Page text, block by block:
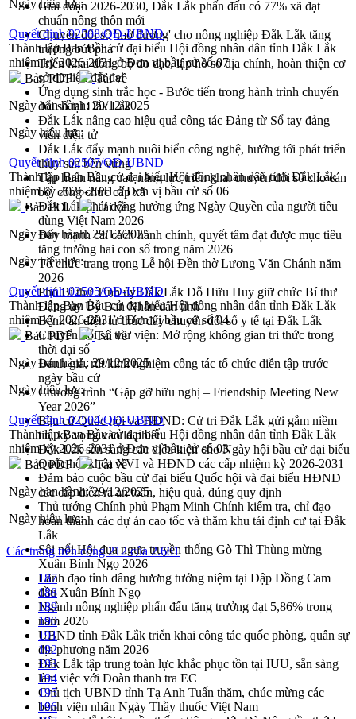
Giai đoạn 2026-2030, Đắk Lắk phấn đấu có 77% xã đạt
chuẩn nông thôn mới
Chuyển đổi số 'mở đường' cho nông nghiệp Đắk Lắk tăng
trưởng bứt phá
Triển khai đồng bộ đo đạc, lập hồ sơ địa chính, hoàn thiện cơ
sở dữ liệu đất đai
Ứng dụng sinh trắc học - Bước tiến trong hành trình chuyển
đổi số tại Đắk Lắk
Đắk Lắk nâng cao hiệu quả công tác Đảng từ Sổ tay đảng
viên điện tử
Đắk Lắk đẩy mạnh nuôi biển công nghệ, hướng tới phát triển
thủy sản bền vững
Tập huấn nâng cao năng lực triển khai chuyển đổi số cho cán
bộ, công chức cấp xã
Đắk Lắk phát động hưởng ứng Ngày Quyền của người tiêu
dùng Việt Nam 2026
Đẩy mạnh cải cách hành chính, quyết tâm đạt được mục tiêu
tăng trưởng hai con số trong năm 2026
Tổ chức trang trọng Lễ hội Đền thờ Lương Văn Chánh năm
2026
Phó Bí thư Tỉnh ủy Đắk Lắk Đỗ Hữu Huy giữ chức Bí thư
Đảng ủy Ủy Ban Nhân dân tỉnh
Bệnh án điện tử thúc đẩy chuyển đổi số y tế tại Đắk Lắk
Chuyển đổi số thư viện: Mở rộng không gian tri thức trong
thời đại số
Đánh giá, rút kinh nghiệm công tác tổ chức diễn tập trước
ngày bầu cử
Chương trình “Gặp gỡ hữu nghị – Friendship Meeting New
Year 2026”
Bầu cử Quốc hội và HĐND: Cử tri Đắk Lắk gửi gắm niềm
tin, kỳ vọng vào lá phiếu
Đắk Lắk sẵn sàng các điều kiện cho Ngày hội bầu cử đại biểu
Quốc hội khóa XVI và HĐND các cấp nhiệm kỳ 2026-2031
Đảm bảo cuộc bầu cử đại biểu Quốc hội và đại biểu HĐND
các cấp diễn ra an toàn, hiệu quả, đúng quy định
Thủ tướng Chính phủ Phạm Minh Chính kiểm tra, chỉ đạo
hoàn thành các dự án cao tốc và thăm khu tái định cư tại Đắk
Lắk
Sôi nổi Hội đua ngựa truyền thống Gò Thì Thùng mừng
Xuân Bính Ngọ 2026
Lãnh đạo tỉnh dâng hương tưởng niệm tại Đập Đồng Cam
đầu Xuân Bính Ngọ
Ngành nông nghiệp phấn đấu tăng trưởng đạt 5,86% trong
năm 2026
UBND tỉnh Đắk Lắk triển khai công tác quốc phòng, quân sự
địa phương năm 2026
Đắk Lắk tập trung toàn lực khắc phục tồn tại IUU, sẵn sàng
làm việc với Đoàn thanh tra EC
Chủ tịch UBND tỉnh Tạ Anh Tuấn thăm, chúc mừng các
bệnh viện nhân Ngày Thầy thuốc Việt Nam
Ngày hiệu lực:
Quyết định 02508/QĐ-UBND
Thành lập Ban Bầu cử đại biểu Hội đồng nhân dân tỉnh Đắk Lắk
nhiệm kỳ 2026-2031 ở Đơn vị bầu cử số 07
Bản PDF
Tải về
Ngày ban hành:29/12/2025
Ngày hiệu lực:
Quyết định 02507/QĐ-UBND
Thành lập Ban Bầu cử đại biểu Hội đồng nhân dân tỉnh Đắk Lắk
nhiệm kỳ 2026-2031 ở Đơn vị bầu cử số 06
Bản PDF
Tải về
Ngày ban hành:29/12/2025
Ngày hiệu lực:
Quyết định 02505/QĐ-UBND
Thành lập Ban Bầu cử đại biểu Hội đồng nhân dân tỉnh Đắk Lắk
nhiệm kỳ 2026-2031 ở Đơn vị bầu cử số 04
Bản PDF
Tải về
Ngày ban hành:29/12/2025
Ngày hiệu lực:
Quyết định 02504/QĐ-UBND
Thành lập Ban Bầu cử đại biểu Hội đồng nhân dân tỉnh Đắk Lắk
nhiệm kỳ 2026-2031 ở Đơn vị bầu cử số 03
Bản PDF
Tải về
Ngày ban hành:29/12/2025
Ngày hiệu lực:
Các trang trên cổng 212 của 2.681
187
188
189
190
191
192
193
194
195
196